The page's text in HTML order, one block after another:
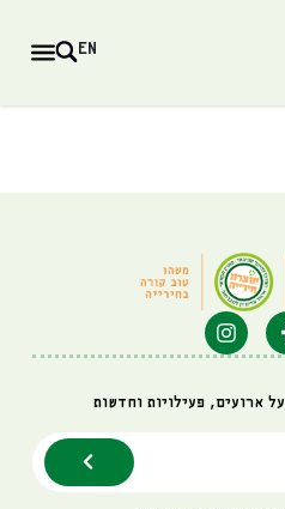
EN
ארועים, פעילויות וחדשות